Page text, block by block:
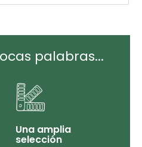
palabras...
Una amplia
selección